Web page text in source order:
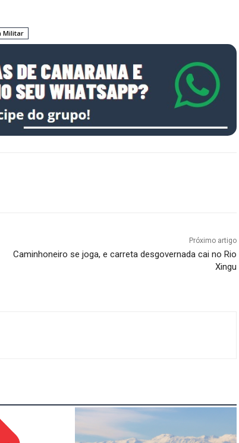
Militar
Próximo artigo
Caminhoneiro se joga, e carreta desgovernada cai no Rio
Xingu